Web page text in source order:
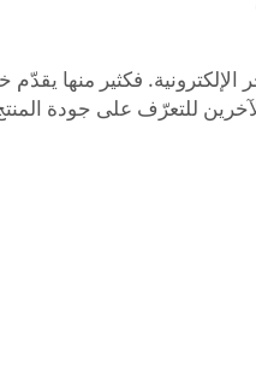
الإلكترونية. فكثير منها
للتعرّف على جودة